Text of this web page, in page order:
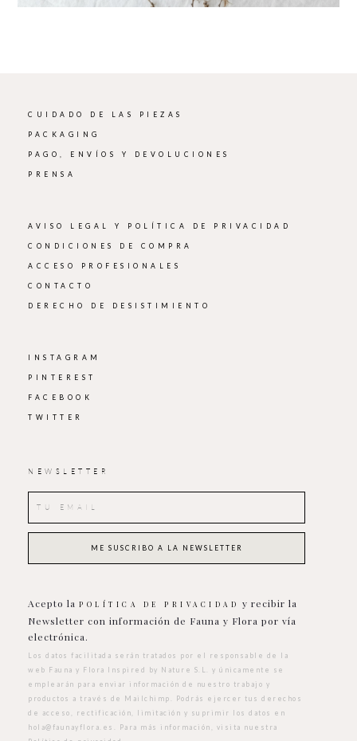
CUIDADO DE LAS PIEZAS
PACKAGING
PAGO, ENVÍOS Y DEVOLUCIONES
PRENSA
AVISO LEGAL Y POLÍTICA DE PRIVACIDAD
CONDICIONES DE COMPRA
ACCESO PROFESIONALES
CONTACTO
DERECHO DE DESISTIMIENTO
INSTAGRAM
PINTEREST
FACEBOOK
TWITTER
NEWSLETTER
Acepto la POLÍTICA DE PRIVACIDAD
y recibir la
Newsletter con información de Fauna y Flora por vía
electrónica.
Los datos facilitada serán tratados por el responsable de la
web Fauna y Flora Inspired by Nature S.L. y únicamente se
emplearán para enviar información de nuestro trabajo y
productos a través de Mailchimp. Podrás ejercer tus derechos
de acceso, rectificación, limitación y suprimir los datos en
hola@faunayflora.es
. Para más información, visita nuestra